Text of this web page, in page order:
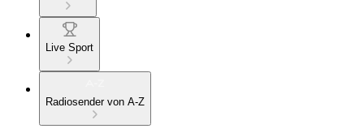
Live Sport
Radiosender von A-Z